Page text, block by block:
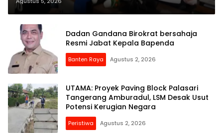
Penganiayaan, Tapi Dugaan
Pembungkaman Pers
Dadan Gandana Birokrat bersahaja
Resmi Jabat Kepala Bapenda
Banten Raya Agustus 2, 2026
UTAMA: Proyek Paving Block Palasari
Tangerang Amburadul, LSM Desak Usut
Potensi Kerugian Negara
Peristiwa Agustus 2, 2026